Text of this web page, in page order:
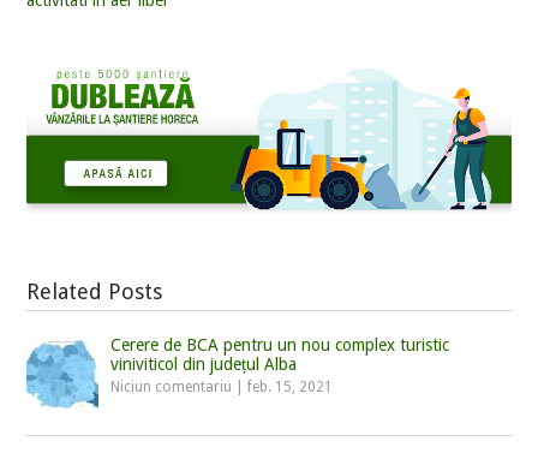
Related Posts
Cerere de BCA pentru un nou complex turistic
viniviticol din județul Alba
Niciun comentariu |feb. 15, 2021